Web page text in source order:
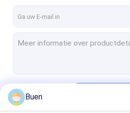
De Fles van het glasdruppelbuisje
Plastic Lipglossbuis
Buen